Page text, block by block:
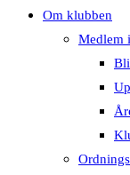
Om klubben
Medlem